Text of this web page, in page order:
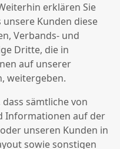
erklären Sie
Kunden diese
Verbands- und
Dritte, die in
auf unserer
weitergeben.
sämtliche von
Informationen auf der
unseren Kunden in
sowie sonstigen